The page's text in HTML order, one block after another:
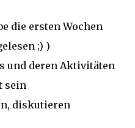
die ersten Wochen
;) )
und deren Aktivitäten
sein
diskutieren